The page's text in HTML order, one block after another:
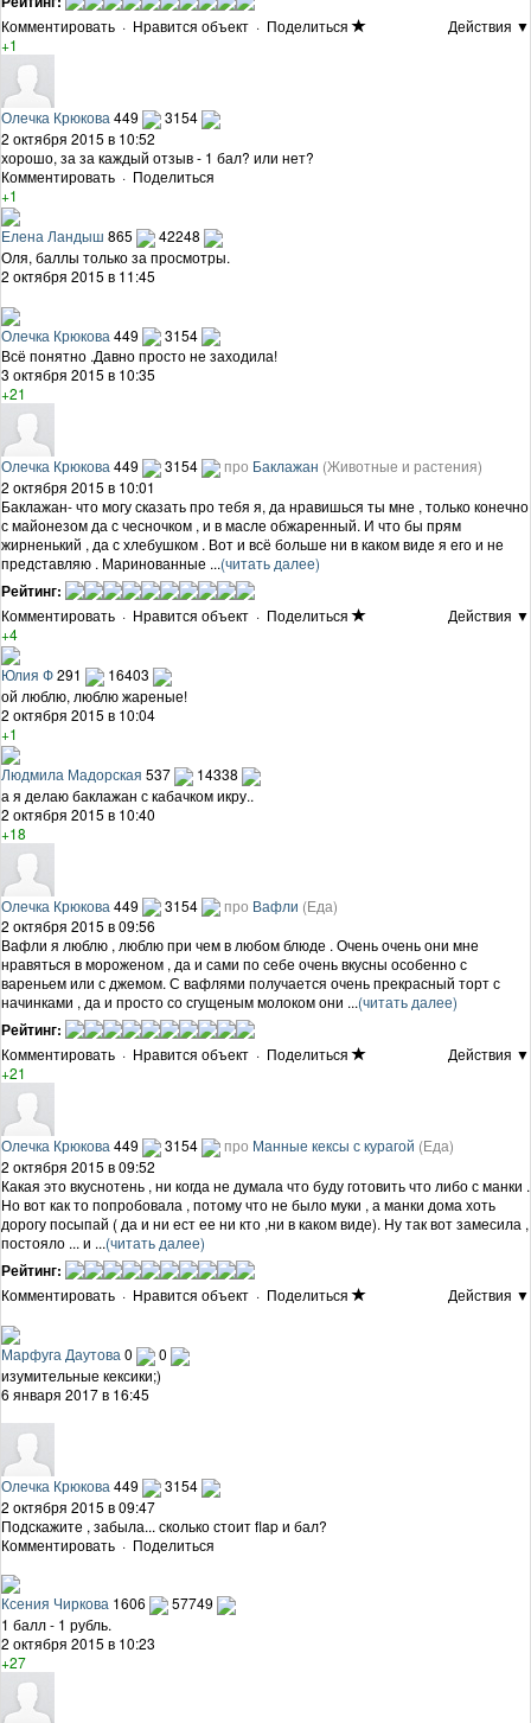
Комментировать · Нравится объект · Поделиться
Действия ▼
+1
Олечка Крюкова 449
3154
2 октября 2015 в 10:52
хорошо, за за каждый отзыв - 1 бал? или нет?
Комментировать · Поделиться
+1
Елена Ландыш 865
42248
Оля, баллы только за просмотры.
2 октября 2015 в 11:45
Олечка Крюкова 449
3154
Всё понятно .Давно просто не заходила!
3 октября 2015 в 10:35
+21
Олечка Крюкова 449 3154 про Баклажан (Животные и растения)
2 октября 2015 в 10:01
Баклажан- что могу сказать про тебя я, да нравишься ты мне , только конечно
с майонезом да с чесночком , и в масле обжаренный. И что бы прям
жирненький , да с хлебушком . Вот и всё больше ни в каком виде я его и не
представляю . Маринованные ...(читать далее)
Рейтинг:
Комментировать · Нравится объект · Поделиться
Действия ▼
+4
Юлия Ф291
16403
ой люблю, люблю жареные!
2 октября 2015 в 10:04
+1
Людмила Мадорская 537
14338
а я делаю баклажан с кабачком икру..
2 октября 2015 в 10:40
+18
Олечка Крюкова 449 3154 про Вафли (Еда)
2 октября 2015 в 09:56
Вафли я люблю , люблю при чем в любом блюде . Очень очень они мне
нравяться в мороженом , да и сами по себе очень вкусны особенно с
вареньем или с джемом. С вафлями получается очень прекрасный торт с
начинками , да и просто со сгущеным молоком они ...(читать далее)
Рейтинг:
Комментировать · Нравится объект · Поделиться
Действия ▼
+21
Олечка Крюкова 449 3154 про Манные кексы с курагой (Еда)
2 октября 2015 в 09:52
Какая это вкуснотень , ни когда не думала что буду готовить что либо с манки .
Но вот как то попробовала , потому что не было муки , а манки дома хоть
дорогу посыпай ( да и ни ест ее ни кто ,ни в каком виде). Ну так вот замесила ,
постояло ... и ...(читать далее)
Рейтинг:
Комментировать · Нравится объект · Поделиться Действия ▼
Марфуга Даутова 0
0
изумительные кексики;)
6 января 2017 в 16:45
Олечка Крюкова 449
3154
2 октября 2015 в 09:47
Подскажите , забыла... сколько стоит flap и бал?
Комментировать · Поделиться
Ксения Чиркова 1606
57749
1 балл - 1 рубль.
2 октября 2015 в 10:23
+27